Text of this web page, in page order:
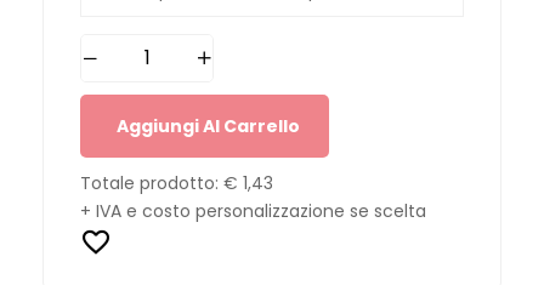
Aggiungi Al Carrello
Totale prodotto: € 1,43
+ IVA e costo personalizzazione se scelta